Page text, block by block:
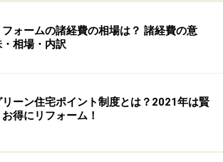
宅をスケルトンリフォームする場合に
、梁といった建物の骨組みをそのまま
上で屋根や外壁を取り替えたり、構造
切り壁を取り除き、大幅な間取りの変
して水回り設備などを交換したりし
ほぼ新築と見違えるようなリフォーム
フォームの諸経費の相場は？ 諸経費の意
相場・内訳
リーン住宅ポイント制度とは？2021年は賢
お得にリフォーム！